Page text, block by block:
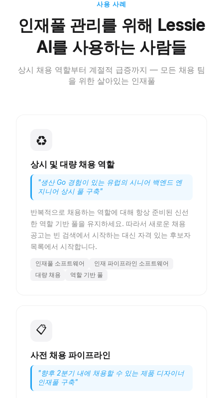
사용 사례
인재풀 관리를 위해 Lessie
AI를 사용하는 사람들
상시 채용 역할부터 계절적 급증까지 — 모든 채용 팀
을 위한 살아있는 인재풀
♻
상시 및 대량 채용 역할
"생산 Go 경험이 있는 유럽의 시니어 백엔드 엔
지니어 상시 풀 구축"
반복적으로 채용하는 역할에 대해 항상 준비된 신선
한 역할 기반 풀을 유지하세요. 따라서 새로운 채용
공고는 빈 검색에서 시작하는 대신 자격 있는 후보자
목록에서 시작합니다.
인재풀 소프트웨어
인재 파이프라인 소프트웨어
대량 채용
역할 기반 풀
📋
사전 채용 파이프라인
"향후 2분기 내에 채용할 수 있는 제품 디자이너
인재풀 구축"